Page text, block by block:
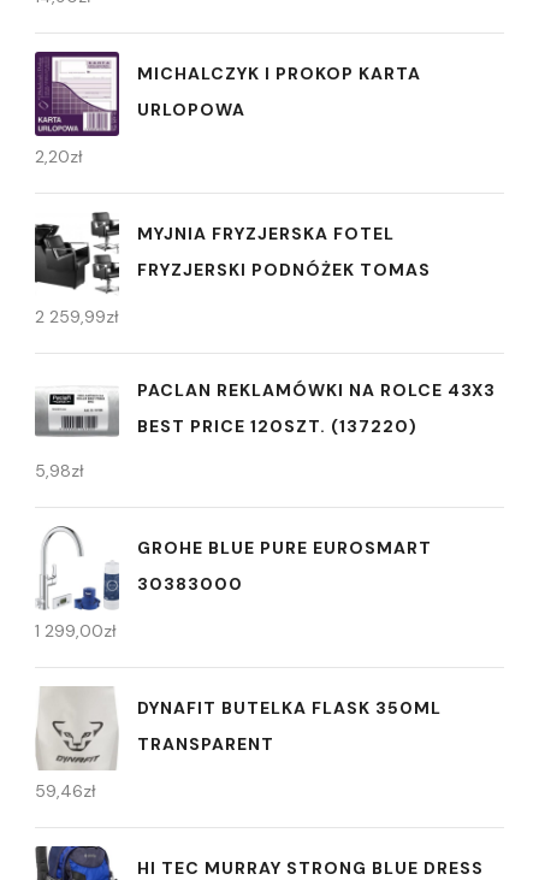
MICHALCZYK I PROKOP KARTA
URLOPOWA
2,20zł
MYJNIA FRYZJERSKA FOTEL
FRYZJERSKI PODNÓŻEK TOMAS
2 259,99zł
PACLAN REKLAMÓWKI NA ROLCE 43X3
BEST PRICE 120SZT. (137220)
5,98zł
GROHE BLUE PURE EUROSMART
30383000
1 299,00zł
DYNAFIT BUTELKA FLASK 350ML
TRANSPARENT
59,46zł
HI TEC MURRAY STRONG BLUE DRESS